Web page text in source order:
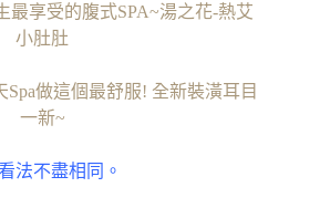
最享受的腹式SPA~湯之花-熱艾
小肚肚
做這個最舒服! 全新裝潢耳目
一新~
法不盡相同。